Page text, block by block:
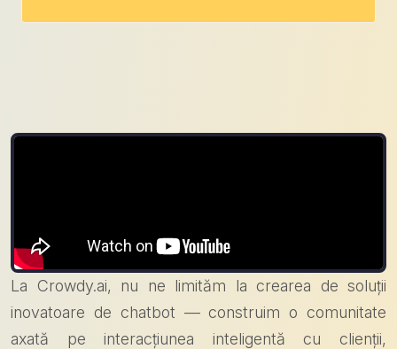
La Crowdy.ai, nu ne limităm la crearea de soluții
inovatoare de chatbot — construim o comunitate
axată pe interacțiunea inteligentă cu clienții,